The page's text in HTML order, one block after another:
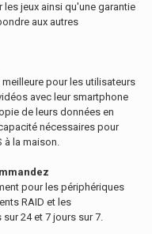
jeux ainsi qu'une garantie
aux autres
pour les utilisateurs
avec leur smartphone
de leurs données en
nécessaires pour
à la maison.
pour les périphériques
RAID et les
24 et 7 jours sur 7.